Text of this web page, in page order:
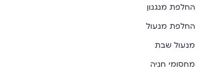
החלפת מנגנון
החלפת מנעול
מנעול שבת
מחסומי חניה